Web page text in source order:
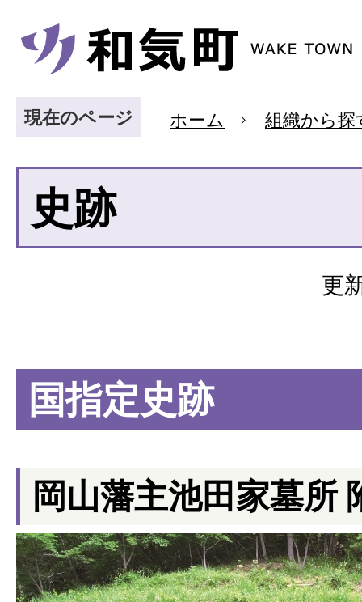
現在のページ ホーム 組織から探
史跡
更
国指定史跡
岡山藩主池田家墓所